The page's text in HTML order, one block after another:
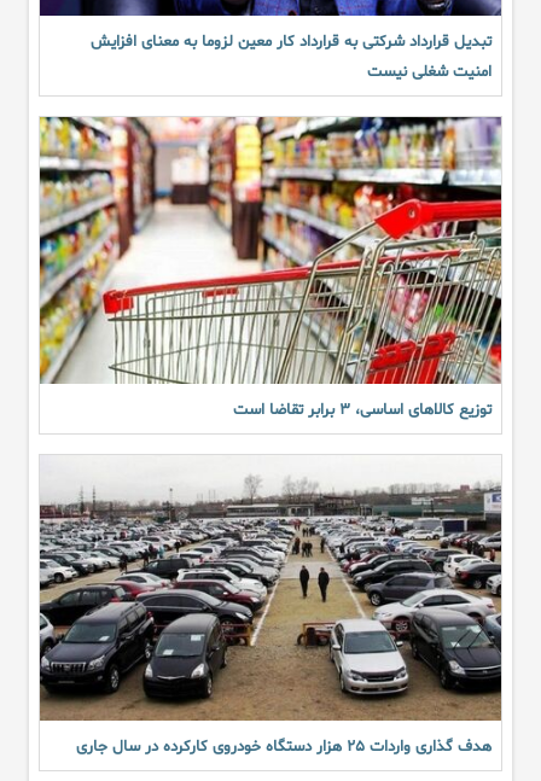
تبدیل قرارداد شرکتی به قرارداد کار معین لزوما به معنای افزایش
امنیت شغلی نیست
توزیع کالاهای اساسی، ۳ برابر تقاضا است
هدف گذاری واردات ۲۵ هزار دستگاه خودروی کارکرده در سال جاری